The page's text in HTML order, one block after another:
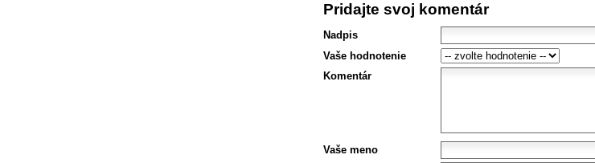
Pridajte svoj komentár
Nadpis
Vaše hodnotenie
Komentár
Vaše meno